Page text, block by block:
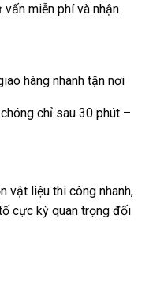
miễn phí và nhận
hàng nhanh tận nơi
chỉ sau 30 phút –
vật liệu thi công nhanh,
cực kỳ quan trọng đối